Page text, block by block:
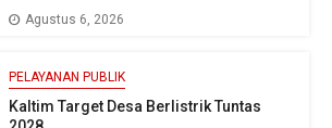
Agustus 6, 2026
PELAYANAN PUBLIK
Kaltim Target Desa Berlistrik Tuntas